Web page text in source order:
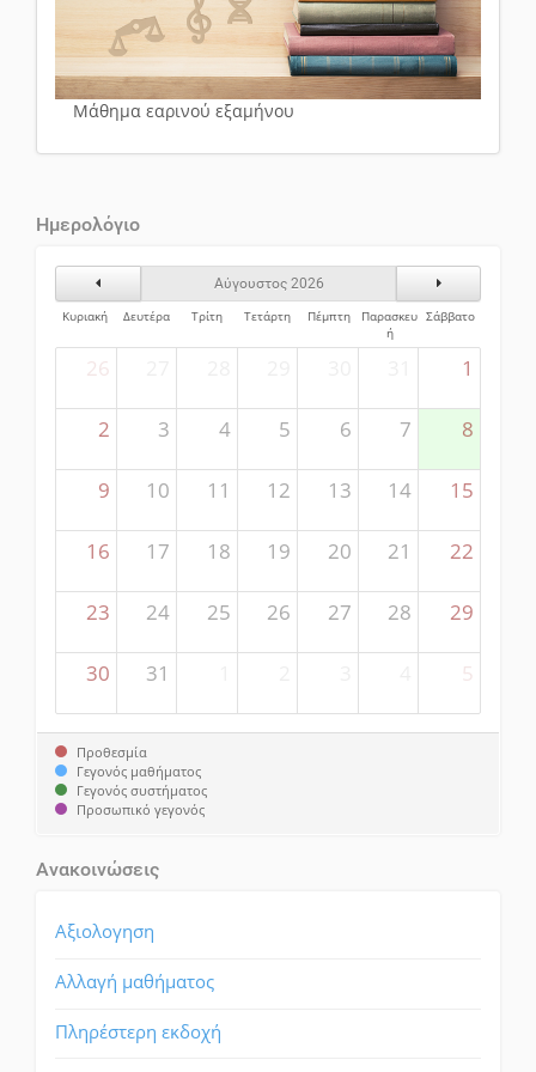
Μάθημα εαρινού εξαμήνου
Ημερολόγιο
Προηγούμενος ΜήναςΑύγουστος 2026
Επόμενος
Κυριακή
Δευτέρα Τρίτη Τετάρτη Πέμπτη
Παρασκευ
ή
Σάββατο
26 1
2 3 4 5 6 7 8
9 10 11 12 13 14 15
16 17 18 19 20 21 22
23 24 25 26 27 28 29
30 31 5
Προθεσμία
Γεγονός μαθήματος
Γεγονός συστήματος
Προσωπικό γεγονός
Ανακοινώσεις
Αξιολογηση
Aλλαγή μαθήματος
Πληρέστερη εκδοχή